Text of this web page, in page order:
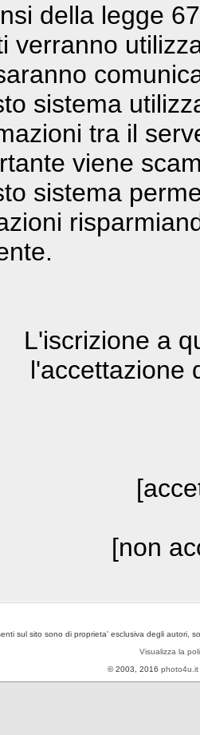
della legge
verranno
sistema
tra il
viene
sistema
L'iscrizione a
l'accettazione
[non
sul sito sono di proprieta' esclusiva degli autori,
Visualizza la
© 2003, 2016 photo4u.it